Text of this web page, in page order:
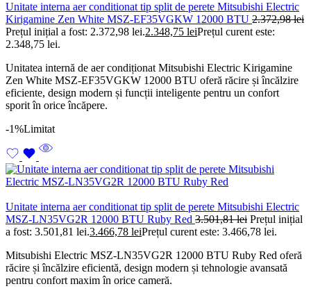
Unitate interna aer conditionat tip split de perete Mitsubishi Electric
Kirigamine Zen White MSZ-EF35VGKW 12000 BTU 2.372,98lei
Prețul inițial a fost: 2.372,98 lei.2.348,75 leiPrețul curent este:
2.348,75 lei.
Unitatea internă de aer condiționat Mitsubishi Electric Kirigamine
Zen White MSZ-EF35VGKW 12000 BTU oferă răcire și încălzire
eficiente, design modern și funcții inteligente pentru un confort
sporit în orice încăpere.
-1%Limitat
Unitate interna aer conditionat tip split de perete Mitsubishi Electric
MSZ-LN35VG2R 12000 BTU Ruby Red 3.501,81lei Prețul inițial
a fost: 3.501,81 lei.3.466,78 leiPrețul curent este: 3.466,78 lei.
Mitsubishi Electric MSZ-LN35VG2R 12000 BTU Ruby Red oferă
răcire și încălzire eficientă, design modern și tehnologie avansată
pentru confort maxim în orice cameră.